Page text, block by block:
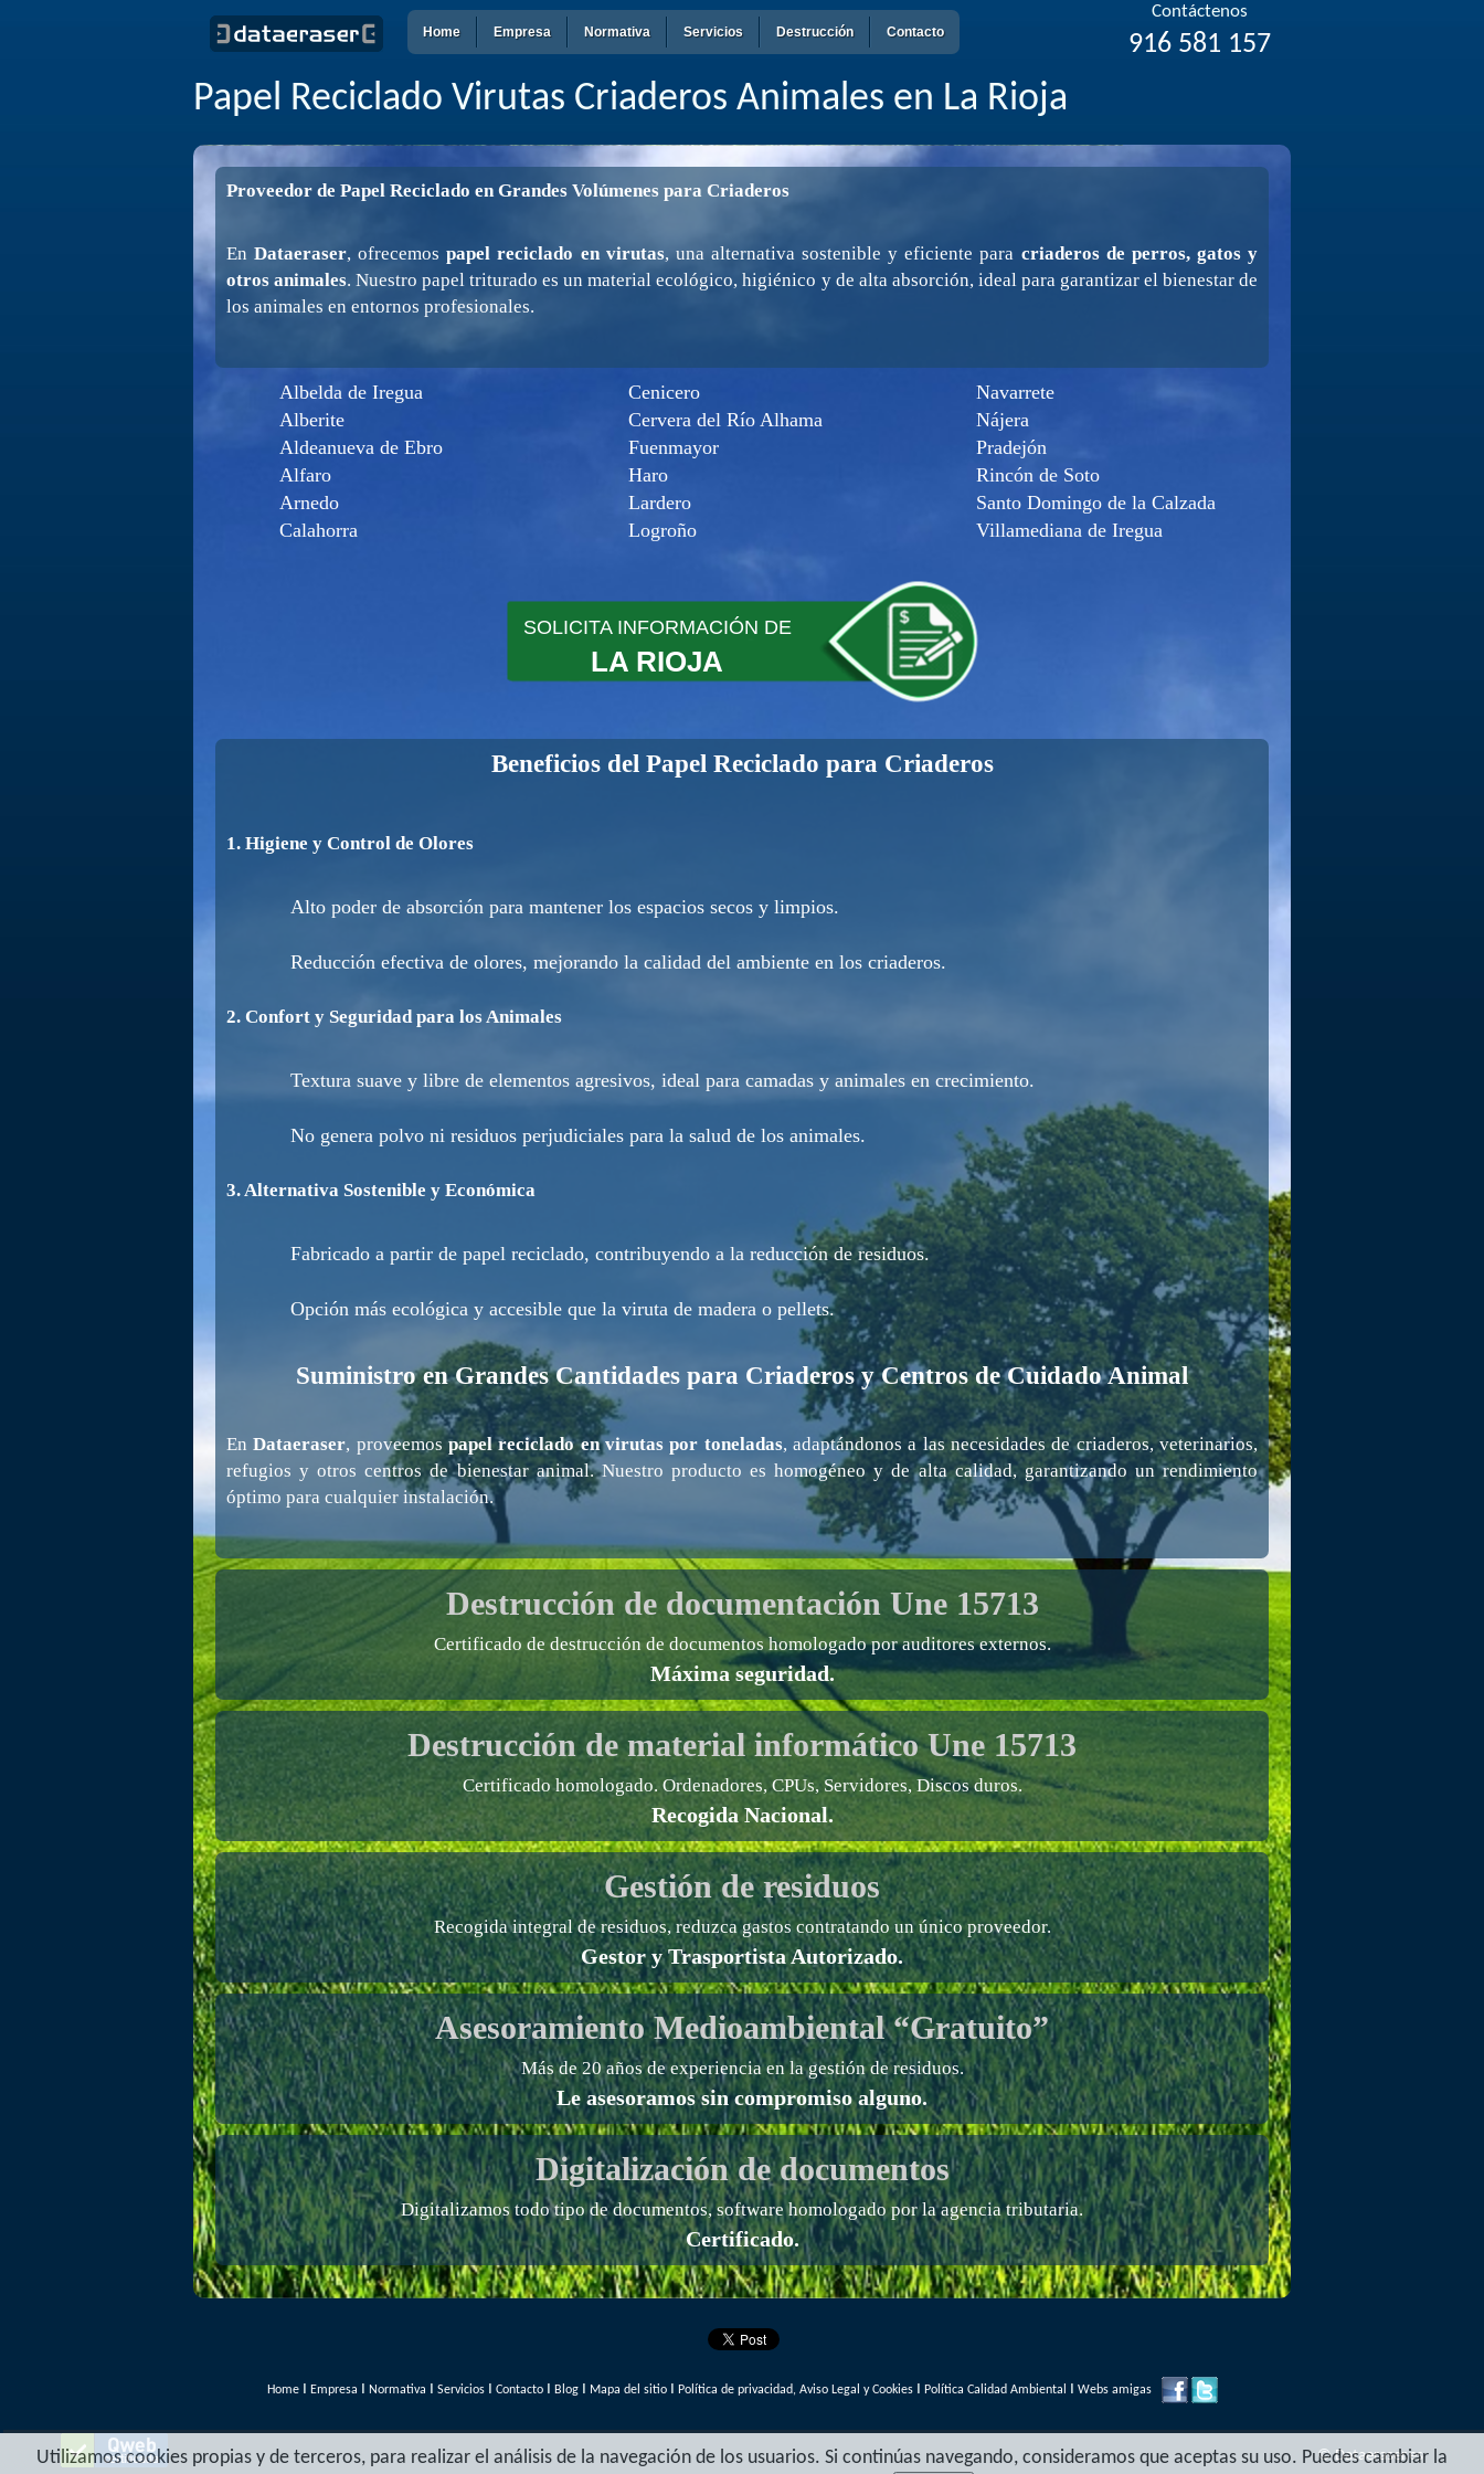
Home Empresa Normativa Servicios Destrucción Contacto
Contáctenos
916 581 157
Papel Reciclado Virutas Criaderos Animales en La Rioja
Proveedor de Papel Reciclado en Grandes Volúmenes para Criaderos
EnDataeraser, ofrecemospapel reciclado en virutas, una alternativa sostenible y eficiente para criaderos de perros, gatos y
otros animales. Nuestro papel triturado es un material ecológico, higiénico y de alta absorción, ideal para garantizar el bienestar de
los animales en entornos profesionales.
Albelda de Iregua
Alberite
Aldeanueva de Ebro
Alfaro
Arnedo
Calahorra
Cenicero
Cervera del Río Alhama
Fuenmayor
Haro
Lardero
Logroño
Navarrete
Nájera
Pradejón
Rincón de Soto
Santo Domingo de la Calzada
Villamediana de Iregua
SOLICITA INFORMACIÓN DE
LA RIOJA
Beneficios del Papel Reciclado para Criaderos
1. Higiene y Control de Olores
Alto poder de absorción para mantener los espacios secos y limpios.
Reducción efectiva de olores, mejorando la calidad del ambiente en los criaderos.
2. Confort y Seguridad para los Animales
Textura suave y libre de elementos agresivos, ideal para camadas y animales en crecimiento.
No genera polvo ni residuos perjudiciales para la salud de los animales.
3. Alternativa Sostenible y Económica
Fabricado a partir de papel reciclado, contribuyendo a la reducción de residuos.
Opción más ecológica y accesible que la viruta de madera o pellets.
Suministro en Grandes Cantidades para Criaderos y Centros de Cuidado Animal
EnDataeraser, proveemospapel reciclado en virutas por toneladas, adaptándonos a las necesidades de criaderos, veterinarios,
refugios y otros centros de bienestar animal. Nuestro producto es homogéneo y de alta calidad, garantizando un rendimiento
óptimo para cualquier instalación.
Destrucción de documentación Une 15713
Certificado de destrucción de documentos homologado por auditores externos.
Máxima seguridad.
Destrucción de material informático Une 15713
Certificado homologado. Ordenadores, CPUs, Servidores, Discos duros.
Recogida Nacional.
Gestión de residuos
Recogida integral de residuos, reduzca gastos contratando un único proveedor.
Gestor y Trasportista Autorizado.
Asesoramiento Medioambiental “Gratuito”
Más de 20 años de experiencia en la gestión de residuos.
Le asesoramos sin compromiso alguno.
Digitalización de documentos
Digitalizamos todo tipo de documentos, software homologado por la agencia tributaria.
Certificado.
HomeI Empresa I Normativa I ServiciosI ContactoI BlogI Mapa del sitioI Política de privacidad, Aviso Legal y CookiesI Política Calidad Ambiental I Webs amigas
©Dataeraser.es
Utilizamos cookies propias y de terceros, para realizar el análisis de la navegación de los usuarios. Si continúas navegando, consideramos que aceptas su uso. Puedes cambiar la